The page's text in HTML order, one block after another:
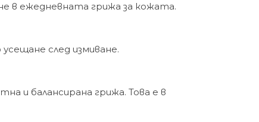
в ежедневната грижа за кожата.
след измиване.
и балансирана грижа. Това е в